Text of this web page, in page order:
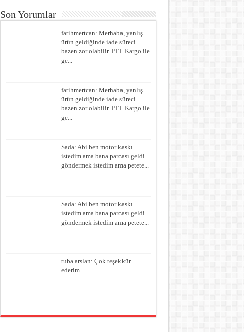
Son Yorumlar
fatihmertcan: Merhaba, yanlış
ürün geldiğinde iade süreci
bazen zor olabilir. PTT Kargo ile
ge...
fatihmertcan: Merhaba, yanlış
ürün geldiğinde iade süreci
bazen zor olabilir. PTT Kargo ile
ge...
Sada: Abi ben motor kaskı
istedim ama bana parcası geldi
göndermek istedim ama petete...
Sada: Abi ben motor kaskı
istedim ama bana parcası geldi
göndermek istedim ama petete...
tuba arslan: Çok teşekkür
ederim...